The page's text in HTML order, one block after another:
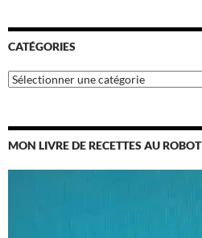
CATÉGORIES
Catégories
MON LIVRE DE RECETTES AU ROBOT